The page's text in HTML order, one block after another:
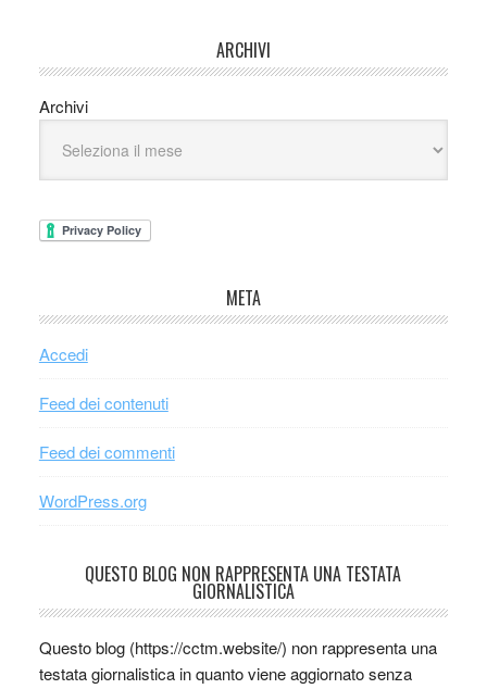
ARCHIVI
Archivi
META
Accedi
Feed dei contenuti
Feed dei commenti
WordPress.org
QUESTO BLOG NON RAPPRESENTA UNA TESTATA
GIORNALISTICA
Questo blog (https://cctm.website/) non rappresenta una
testata giornalistica in quanto viene aggiornato senza